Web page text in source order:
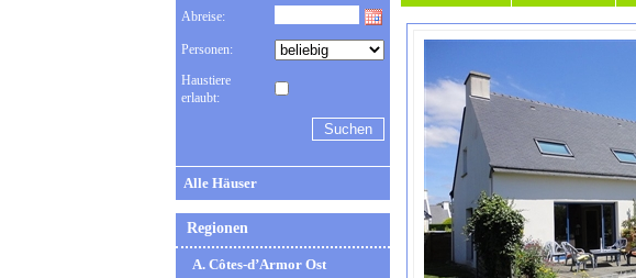
Abreise:
Personen:
Haustiere
erlaubt:
Alle Häuser
Regionen
A. Côtes-d’Armor Ost